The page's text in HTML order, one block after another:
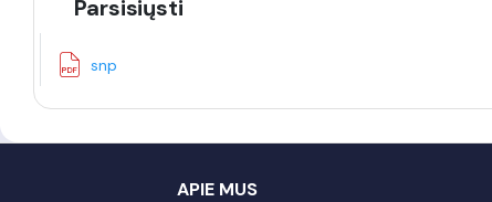
Parsisiųsti
snp
APIE MUS